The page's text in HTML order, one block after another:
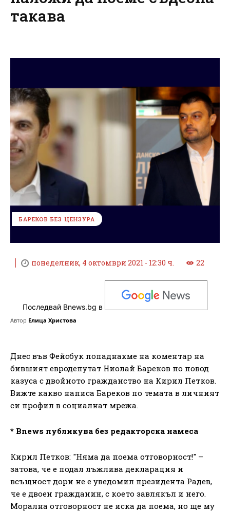
такава
БАРЕКОВ БЕЗ ЦЕНЗУРА
понеделник, 4 октомври 2021 - 12:30 ч. 22
Последвай Bnews.bg в
Автор Елица Христова
Днес във Фейсбук попаднахме на коментар на
бившият евродепутат Ниолай Бареков по повод
казуса с двойното гражданство на Кирил Петков.
Вижте какво написа Бареков по темата в личният
си профил в социалнат мрежа.
* Bnews публикува без редакторска намеса
Кирил Петков: "Няма да поема отговорност!" –
затова, че е подал лъжлива декларация и
всъщност дори не е уведомил президента Радев,
че е двоен гражданин, с което завлякъл и него.
Морална отговорност не иска да поема, но ще му